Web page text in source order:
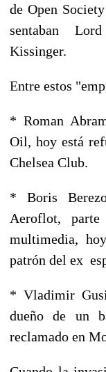
de Open
sentaban
Kissinger.
Entre estos
* Roman
Oil, hoy está
Chelsea Club.
* Boris
Aeroflot,
multimedia,
patrón del ex
* Vladimir
dueño de un
reclamado en